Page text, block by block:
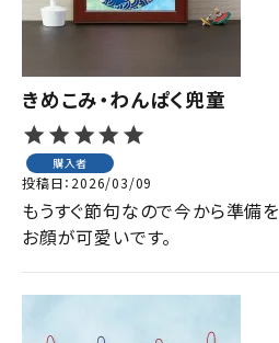
きめこみ・わんぱく兜童
購入者
投稿日 2026/03/09
もうすぐ節句なので今から準備を
お顔が可愛いです。